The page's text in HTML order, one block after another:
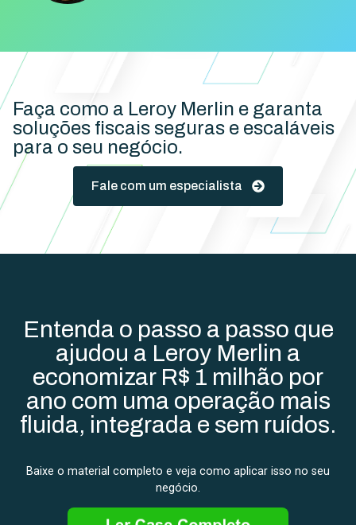
Faça como a Leroy Merlin e garanta
soluções fiscais seguras e escaláveis
para o seu negócio.
Fale com um especialista
Entenda o passo a passo que
ajudou a Leroy Merlin a
economizar R$ 1 milhão por
ano com uma operação mais
fluida, integrada e sem ruídos.
Baixe o material completo e veja como aplicar isso no seu
negócio.